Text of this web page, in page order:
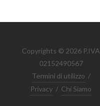
Copyrights © 2026 P.IVA
02152490567
Termini di utilizzo /
Privacy / Chi Siamo